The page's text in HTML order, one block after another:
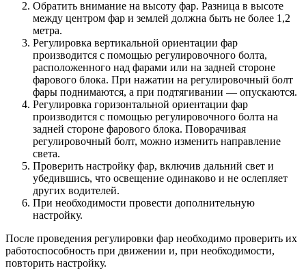
Обратить внимание на высоту фар. Разница в высоте
между центром фар и землей должна быть не более 1,2
метра.
Регулировка вертикальной ориентации фар
производится с помощью регулировочного болта,
расположенного над фарами или на задней стороне
фарового блока. При нажатии на регулировочный болт
фары поднимаются, а при подтягивании — опускаются.
Регулировка горизонтальной ориентации фар
производится с помощью регулировочного болта на
задней стороне фарового блока. Поворачивая
регулировочный болт, можно изменить направление
света.
Проверить настройку фар, включив дальний свет и
убедившись, что освещение одинаково и не ослепляет
других водителей.
При необходимости провести дополнительную
настройку.
После проведения регулировки фар необходимо проверить их
работоспособность при движении и, при необходимости,
повторить настройку.